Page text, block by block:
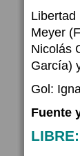
Libertad
Meyer
Nicolás
García)
Gol:
Fuente